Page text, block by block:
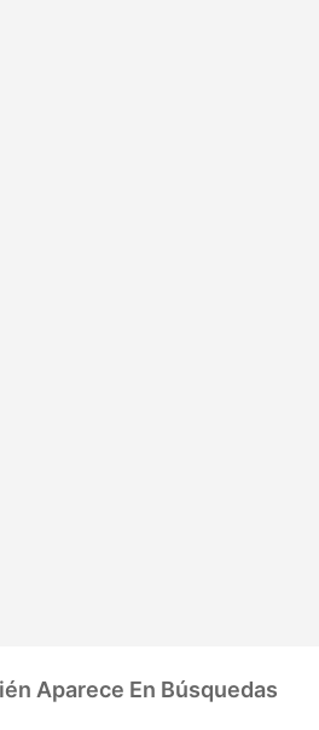
Aparece En Búsquedas